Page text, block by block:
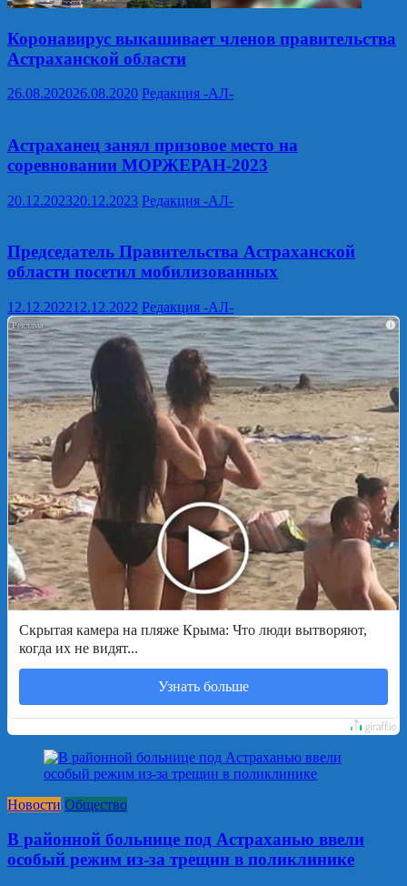
Коронавирус выкашивает членов правительства
Астраханской области
26.08.202026.08.2020 Редакция -АЛ-
Астраханец занял призовое место на
соревновании МОРЖЕРАН-2023
20.12.202320.12.2023 Редакция -АЛ-
Председатель Правительства Астраханской
области посетил мобилизованных
12.12.202212.12.2022 Редакция -АЛ-
i
Скрытая камера на пляже Крыма: Что люди вытворяют,
когда их не видят...
Узнать больше
Новости Общество
В районной больнице под Астраханью ввели
особый режим из‑за трещин в поликлинике